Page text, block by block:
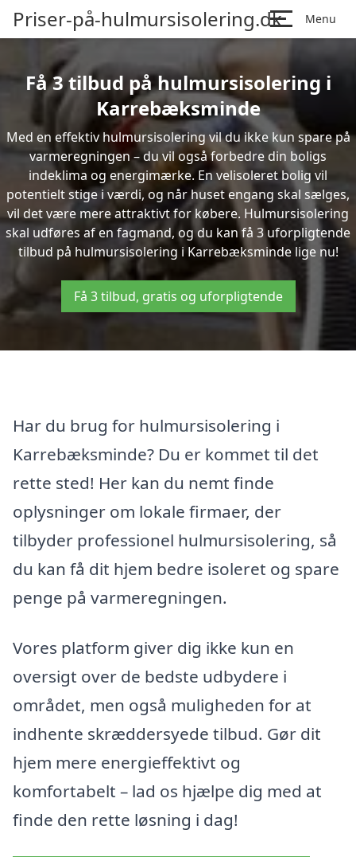
Priser-på-hulmursisolering.dk Menu
Få 3 tilbud på hulmursisolering i
Karrebæksminde
Med en effektiv hulmursisolering vil du ikke kun spare på
varmeregningen – du vil også forbedre din boligs
indeklima og energimærke. En velisoleret bolig vil
potentielt stige i værdi, og når huset engang skal sælges,
vil det være mere attraktivt for købere. Hulmursisolering
skal udføres af en fagmand, og du kan få 3 uforpligtende
tilbud på hulmursisolering i Karrebæksminde lige nu!
Få 3 tilbud, gratis og uforpligtende
Har du brug for hulmursisolering i
Karrebæksminde? Du er kommet til det
rette sted! Her kan du nemt finde
oplysninger om lokale firmaer, der
tilbyder professionel hulmursisolering, så
du kan få dit hjem bedre isoleret og spare
penge på varmeregningen.
Vores platform giver dig ikke kun en
oversigt over de bedste udbydere i
området, men også muligheden for at
indhente skræddersyede tilbud. Gør dit
hjem mere energieffektivt og
komfortabelt – lad os hjælpe dig med at
finde den rette løsning i dag!